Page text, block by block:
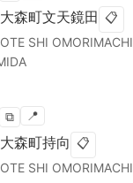
大森町文天鏡田 📋
SHI OMORIMACHI
⧉ 📍
大森町持向 📋
SHI OMORIMACHI